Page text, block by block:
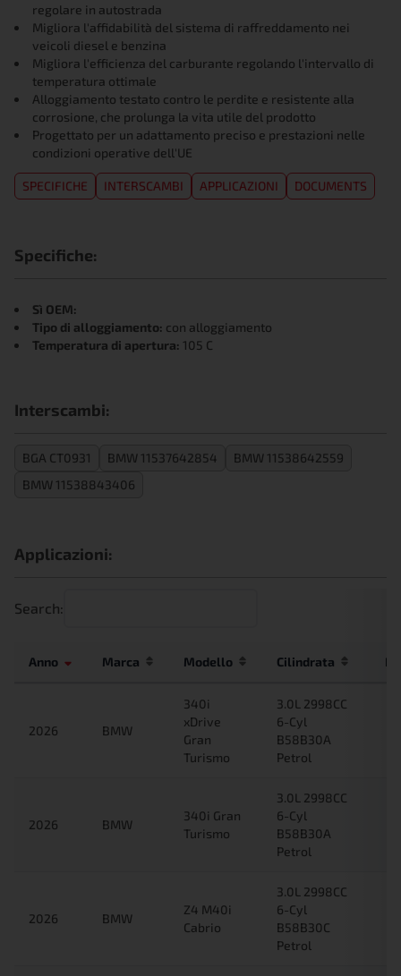
regolare in autostrada
Migliora l'affidabilità del sistema di raffreddamento nei
veicoli diesel e benzina
Migliora l'efficienza del carburante regolando l'intervallo di
temperatura ottimale
Alloggiamento testato contro le perdite e resistente alla
corrosione, che prolunga la vita utile del prodotto
Progettato per un adattamento preciso e prestazioni nelle
condizioni operative dell'UE
SPECIFICHE INTERSCAMBI APPLICAZIONI DOCUMENTS
Specifiche:
Sì OEM:
Tipo di alloggiamento: con alloggiamento
Temperatura di apertura: 105 C
Interscambi:
BGA CT0931 BMW 11537642854
BMW 11538642559
BMW 11538843406
Applicazioni:
Search:
Anno Marca Modello Cilindrata
2026 BMW
340i
xDrive
Gran
Turismo
3.0L 2998CC
6-Cyl
B58B30A
Petrol
2026 BMW
340i Gran
Turismo
3.0L 2998CC
6-Cyl
B58B30A
Petrol
2026 BMW
Z4 M40i
Cabrio
3.0L 2998CC
6-Cyl
B58B30C
Petrol